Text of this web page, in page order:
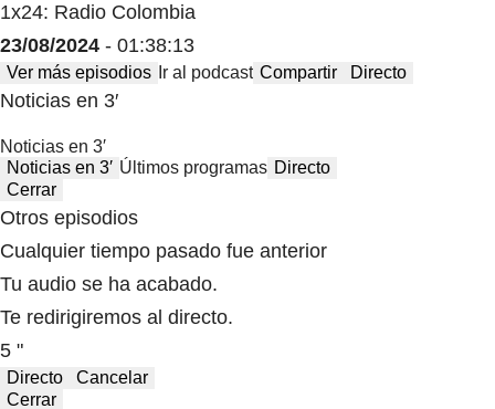
1x24: Radio Colombia
23/08/2024 - 01:38:13
Ver más episodios Ir al podcast Compartir Directo
Noticias en 3′
Noticias en 3′
Noticias en 3′ Últimos programas Directo
Cerrar
Otros episodios
Cualquier tiempo pasado fue anterior
Tu audio se ha acabado.
Te redirigiremos al directo.
5 "
Directo
Cancelar
Cerrar